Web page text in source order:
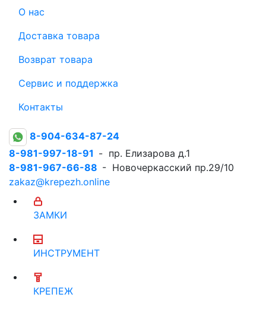
О нас
Доставка товара
Возврат товара
Сервис и поддержка
Контакты
8-904-634-87-24
8-981-997-18-91 - пр. Елизарова д.1
8-981-967-66-88 - Новочеркасский пр.29/10
zakaz@krepezh.online
ЗАМКИ
ИНСТРУМЕНТ
КРЕПЕЖ